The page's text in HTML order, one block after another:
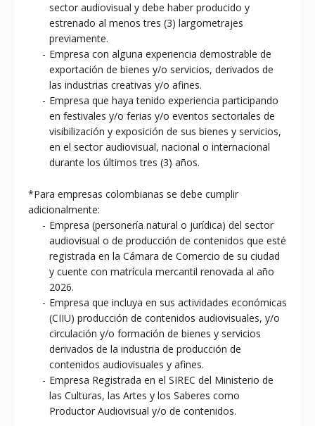
sector audiovisual y debe haber producido y
estrenado al menos tres (3) largometrajes
previamente.
Empresa con alguna experiencia demostrable de
exportación de bienes y/o servicios, derivados de
las industrias creativas y/o afines.
Empresa que haya tenido experiencia participando
en festivales y/o ferias y/o eventos sectoriales de
visibilización y exposición de sus bienes y servicios,
en el sector audiovisual, nacional o internacional
durante los últimos tres (3) años.
*Para empresas colombianas se debe cumplir
adicionalmente:
Empresa (personería natural o jurídica) del sector
audiovisual o de producción de contenidos que esté
registrada en la Cámara de Comercio de su ciudad
y cuente con matrícula mercantil renovada al año
2026.
Empresa que incluya en sus actividades económicas
(CIIU) producción de contenidos audiovisuales, y/o
circulación y/o formación de bienes y servicios
derivados de la industria de producción de
contenidos audiovisuales y afines.
Empresa Registrada en el SIREC del Ministerio de
las Culturas, las Artes y los Saberes como
Productor Audiovisual y/o de contenidos.